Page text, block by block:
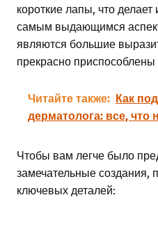
короткие лапы, что
самым выдающимся
являются большие
прекрасно приспособлены
Читайте также: Как
дерматолога: все, что
Чтобы вам легче было
замечательные создания,
ключевых деталей: